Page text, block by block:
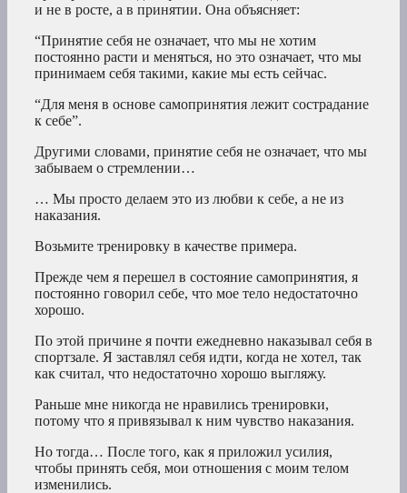
и не в росте, а в принятии. Она объясняет:
“Принятие себя не означает, что мы не хотим
постоянно расти и меняться, но это означает, что мы
принимаем себя такими, какие мы есть сейчас.
“Для меня в основе самопринятия лежит сострадание
к себе”.
Другими словами, принятие себя не означает, что мы
забываем о стремлении…
… Мы просто делаем это из любви к себе, а не из
наказания.
Возьмите тренировку в качестве примера.
Прежде чем я перешел в состояние самопринятия, я
постоянно говорил себе, что мое тело недостаточно
хорошо.
По этой причине я почти ежедневно наказывал себя в
спортзале. Я заставлял себя идти, когда не хотел, так
как считал, что недостаточно хорошо выгляжу.
Раньше мне никогда не нравились тренировки,
потому что я привязывал к ним чувство наказания.
Но тогда… После того, как я приложил усилия,
чтобы принять себя, мои отношения с моим телом
изменились.